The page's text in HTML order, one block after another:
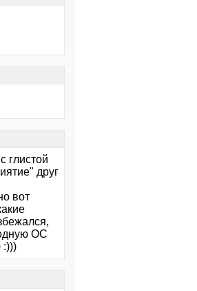
глистой
друг
вот
ОС
:)))